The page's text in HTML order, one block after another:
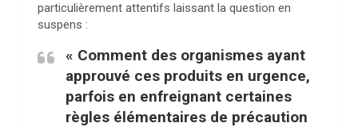
particulièrement attentifs laissant la question en
suspens :
« Comment des organismes ayant
approuvé ces produits en urgence,
parfois en enfreignant certaines
règles élémentaires de précaution